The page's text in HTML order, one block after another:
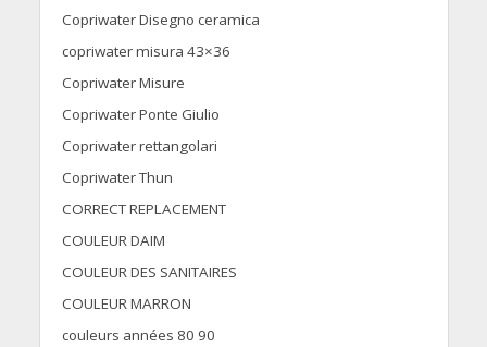
Copriwater Disegno ceramica
copriwater misura 43×36
Copriwater Misure
Copriwater Ponte Giulio
Copriwater rettangolari
Copriwater Thun
CORRECT REPLACEMENT
COULEUR DAIM
COULEUR DES SANITAIRES
COULEUR MARRON
couleurs années 80 90